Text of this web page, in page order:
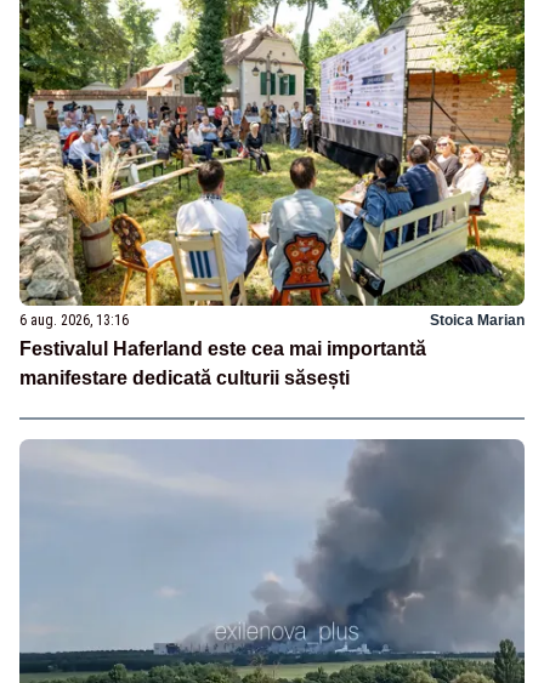
6 aug. 2026, 13:16 Stoica Marian
Festivalul Haferland este cea mai importantă
manifestare dedicată culturii săsești